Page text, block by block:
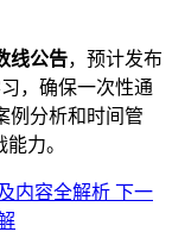
线公告，预计发布
，确保一次性通
例分析和时间管
力。
内容全解析 下一